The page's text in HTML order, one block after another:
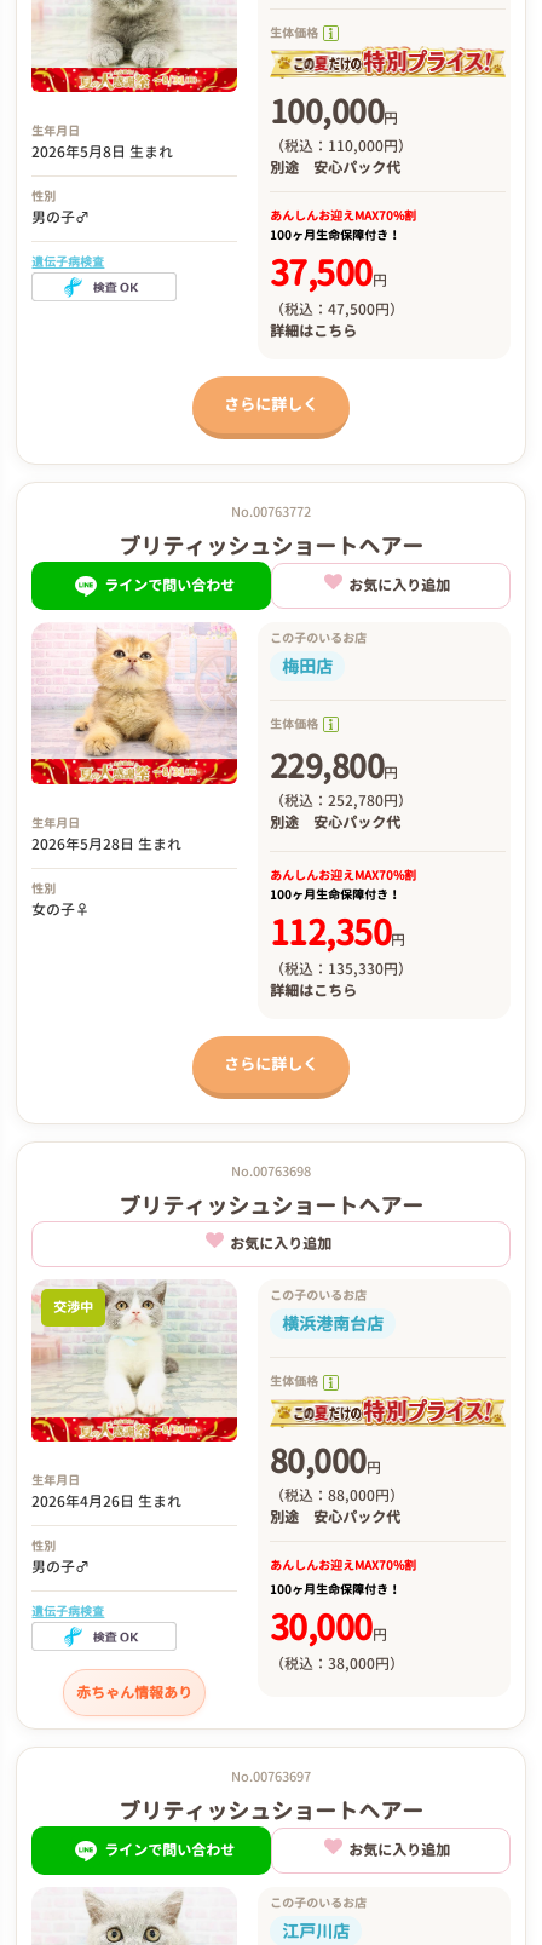
生年月日
2026年5月8日 生まれ
性別
男の子♂
遺伝子病検査
生体価格
100,000円
（税込：110,000円）
別途 安心パック代
あんしんお迎えMAX70%割
100ヶ月生命保障付き！
37,500円
（税込：47,500円）
詳細はこちら
さらに詳しく
No.00763772
ブリティッシュショートヘアー
ラインで問い合わせ お気に入り追加
生年月日
2026年5月28日 生まれ
性別
女の子♀
この子のいるお店
梅田店
生体価格
229,800円
（税込：252,780円）
別途 安心パック代
あんしんお迎えMAX70%割
100ヶ月生命保障付き！
112,350円
（税込：135,330円）
詳細はこちら
さらに詳しく
No.00763698
ブリティッシュショートヘアー
お気に入り追加
交渉中
生年月日
2026年4月26日 生まれ
性別
男の子♂
遺伝子病検査
赤ちゃん情報あり
この子のいるお店
横浜港南台店
生体価格
80,000円
（税込：88,000円）
別途 安心パック代
あんしんお迎えMAX70%割
100ヶ月生命保障付き！
30,000円
（税込：38,000円）
No.00763697
ブリティッシュショートヘアー
ラインで問い合わせ お気に入り追加
この子のいるお店
江戸川店